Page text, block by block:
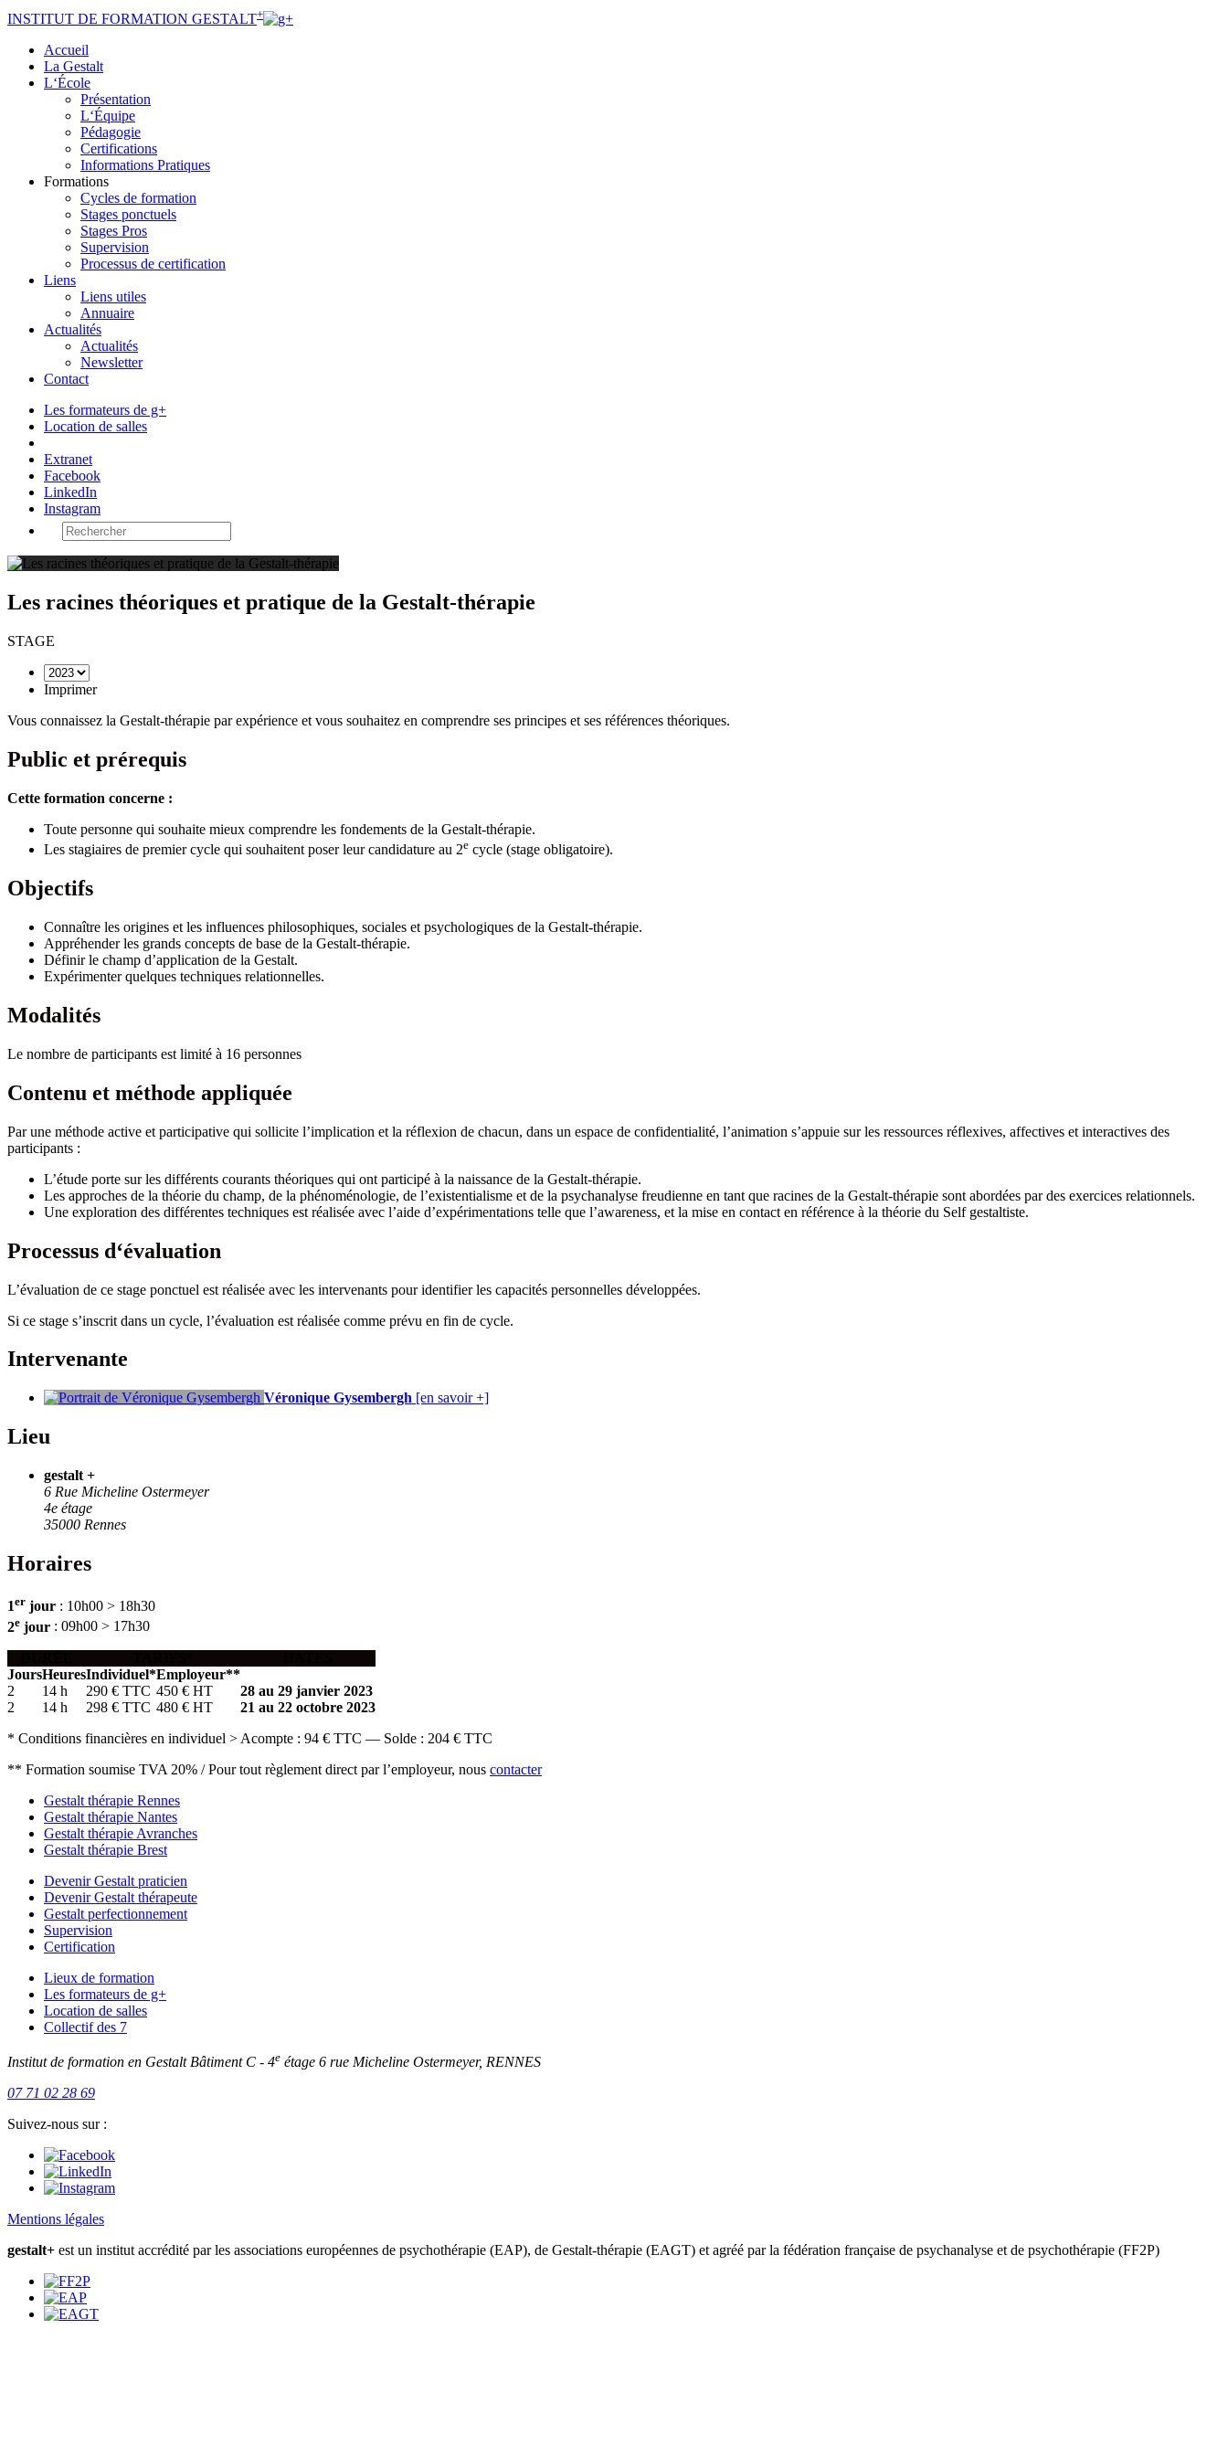
INSTITUT DE FORMATION GESTALT+
Accueil
La Gestalt
L‘École
Présentation
L‘Équipe
Pédagogie
Certifications
Informations Pratiques
Formations
Cycles de formation
Stages ponctuels
Stages Pros
Supervision
Processus de certification
Liens
Liens utiles
Annuaire
Actualités
Actualités
Newsletter
Contact
Les formateurs de g+
Location de salles
Extranet
Facebook
LinkedIn
Instagram
Les racines théoriques et pratique de la Gestalt-thérapie
STAGE
Imprimer
Vous connaissez la Gestalt-thérapie par expérience et vous souhaitez en comprendre ses principes et ses références théoriques.
Public et prérequis
Cette formation concerne :
Toute personne qui souhaite mieux comprendre les fondements de la Gestalt-thérapie.
Les stagiaires de premier cycle qui souhaitent poser leur candidature au 2e cycle (stage obligatoire).
Objectifs
Connaître les origines et les influences philosophiques, sociales et psychologiques de la Gestalt-thérapie.
Appréhender les grands concepts de base de la Gestalt-thérapie.
Définir le champ d’application de la Gestalt.
Expérimenter quelques techniques relationnelles.
Modalités
Le nombre de participants est limité à 16 personnes
Contenu et méthode appliquée
Par une méthode active et participative qui sollicite l’implication et la réflexion de chacun, dans un espace de confidentialité, l’animation s’appuie sur les ressources réflexives, affectives et interactives des
participants :
L’étude porte sur les différents courants théoriques qui ont participé à la naissance de la Gestalt-thérapie.
Les approches de la théorie du champ, de la phénoménologie, de l’existentialisme et de la psychanalyse freudienne en tant que racines de la Gestalt-thérapie sont abordées par des exercices relationnels.
Une exploration des différentes techniques est réalisée avec l’aide d’expérimentations telle que l’awareness, et la mise en contact en référence à la théorie du Self gestaltiste.
Processus d‘évaluation
L’évaluation de ce stage ponctuel est réalisée avec les intervenants pour identifier les capacités personnelles développées.
Si ce stage s’inscrit dans un cycle, l’évaluation est réalisée comme prévu en fin de cycle.
Intervenante
Véronique Gysembergh [en savoir +]
Lieu
gestalt +
6 Rue Micheline Ostermeyer
4e étage
35000 Rennes
Horaires
1er jour : 10h00 > 18h30
2e jour : 09h00 > 17h30
JoursHeuresIndividuel*Employeur**
2
14 h 290 € TTC 450 € HT
28 au 29 janvier 2023
2
14 h 298 € TTC 480 € HT
21 au 22 octobre 2023
* Conditions financières en individuel > Acompte : 94 € TTC — Solde : 204 € TTC
** Formation soumise TVA 20% / Pour tout règlement direct par l’employeur, nous contacter
Gestalt thérapie Rennes
Gestalt thérapie Nantes
Gestalt thérapie Avranches
Gestalt thérapie Brest
Devenir Gestalt praticien
Devenir Gestalt thérapeute
Gestalt perfectionnement
Supervision
Certification
Lieux de formation
Les formateurs de g+
Location de salles
Collectif des 7
Institut de formation en Gestalt Bâtiment C - 4e étage 6 rue Micheline Ostermeyer, RENNES
07 71 02 28 69
Suivez-nous sur :
Mentions légales
gestalt+ est un institut accrédité par les associations européennes de psychothérapie (EAP), de Gestalt-thérapie (EAGT) et agréé par la fédération française de psychanalyse et de psychothérapie (FF2P)